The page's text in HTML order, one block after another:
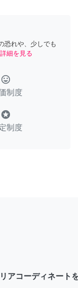
恐れや、少しでも
詳細を見る
tag_faces
制度
stars
制度
アコーディネート